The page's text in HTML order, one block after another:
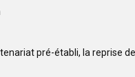
pré-établi, la reprise